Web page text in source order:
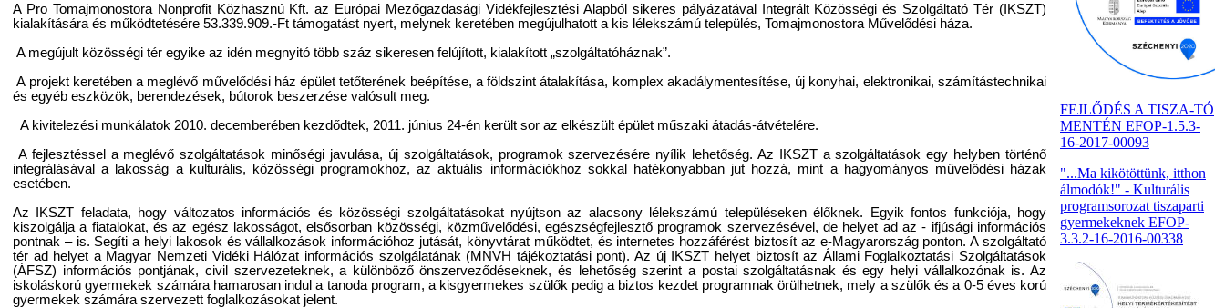
A Pro Tomajmonostora Nonprofit Közhasznú Kft. az Európai Mezőgazdasági Vidékfejlesztési Alapból sikeres pályázatával Integrált Közösségi és Szolgáltató Tér (IKSZT)
kialakítására és működtetésére 53.339.909.-Ft támogatást nyert, melynek keretében megújulhatott a kis lélekszámú település, Tomajmonostora Művelődési háza.
A megújult közösségi tér egyike az idén megnyitó több száz sikeresen felújított, kialakított „szolgáltatóháznak”.
A projekt keretében a meglévő művelődési ház épület tetőterének beépítése, a földszint átalakítása, komplex akadálymentesítése, új konyhai, elektronikai, számítástechnikai
és egyéb eszközök, berendezések, bútorok beszerzése valósult meg.
A kivitelezési munkálatok 2010. decemberében kezdődtek, 2011. június 24-én került sor az elkészült épület műszaki átadás-átvételére.
A fejlesztéssel a meglévő szolgáltatások minőségi javulása, új szolgáltatások, programok szervezésére nyílik lehetőség. Az IKSZT a szolgáltatások egy helyben történő
integrálásával a lakosság a kulturális, közösségi programokhoz, az aktuális információkhoz sokkal hatékonyabban jut hozzá, mint a hagyományos művelődési házak
esetében.
Az IKSZT feladata, hogy változatos információs és közösségi szolgáltatásokat nyújtson az alacsony lélekszámú településeken élőknek. Egyik fontos funkciója, hogy
kiszolgálja a fiatalokat, és az egész lakosságot, elsősorban közösségi, közművelődési, egészségfejlesztő programok szervezésével, de helyet ad az - ifjúsági információs
pontnak – is. Segíti a helyi lakosok és vállalkozások információhoz jutását, könyvtárat működtet, és internetes hozzáférést biztosít az e-Magyarország ponton. A szolgáltató
tér ad helyet a Magyar Nemzeti Vidéki Hálózat információs szolgálatának (MNVH tájékoztatási pont). Az új IKSZT helyet biztosít az Állami Foglalkoztatási Szolgáltatások
(ÁFSZ) információs pontjának, civil szervezeteknek, a különböző önszerveződéseknek, és lehetőség szerint a postai szolgáltatásnak és egy helyi vállalkozónak is. Az
iskoláskorú gyermekek számára hamarosan indul a tanoda program, a kisgyermekes szülők pedig a biztos kezdet programnak örülhetnek, mely a szülők és a 0-5 éves korú
gyermekek számára szervezett foglalkozásokat jelent.
FEJLŐDÉS A TISZA-TÓ
MENTÉN EFOP-1.5.3-
16-2017-00093
"...Ma kikötöttünk, itthon
álmodók!" - Kulturális
programsorozat tiszaparti
gyermekeknek EFOP-
3.3.2-16-2016-00338